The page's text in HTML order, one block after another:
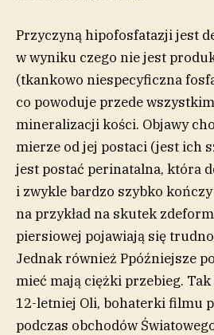
Przyczyną hipofosfatazji jest
w wyniku czego nie jest
(tkankowo niespecyficzna
co powoduje przede
mineralizacji kości. Objawy
mierze od jej postaci (jest ich
jest postać perinatalna, która
i zwykle bardzo szybko
na przykład na skutek
piersiowej pojawiają się
Jednak również Ppóźniejsze
mieć mają ciężki przebieg.
12-letniej Oli, bohaterki filmu
podczas obchodów